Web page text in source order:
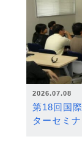
2026.07.08
第18回国
ターセミ